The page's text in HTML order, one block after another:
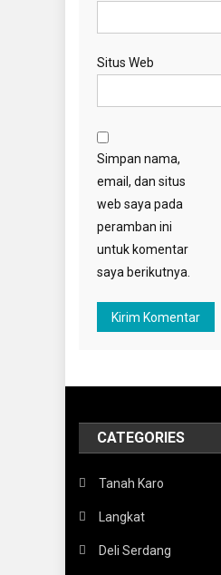
Situs Web
Simpan nama,
email, dan situs
web saya pada
peramban ini
untuk komentar
saya berikutnya.
CATEGORIES
Tanah Karo
Langkat
Deli Serdang